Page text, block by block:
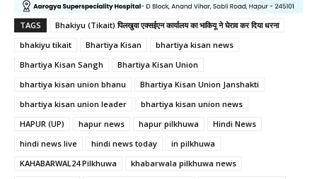
TAGS
Bhakiyu (Tikait) पिलखुवा एक्सईएन कार्यालय का भाकियू ने घेराव कर दिया धरना
bhakiyu tikait
Bhartiya Kisan
bhartiya kisan news
Bhartiya Kisan Sangh
Bhartiya Kisan Union
bhartiya kisan union bhanu
Bhartiya Kisan Union Janshakti
bhartiya kisan union leader
bhartiya kisan union news
HAPUR (UP)
hapur news hapur pilkhuwa
Hindi News
hindi news live
hindi news today
in pilkhuwa
KAHABARWAL24 Pilkhuwa
khabarwala pilkhuwa news